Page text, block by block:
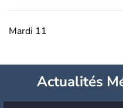
Mardi 11
Actualités